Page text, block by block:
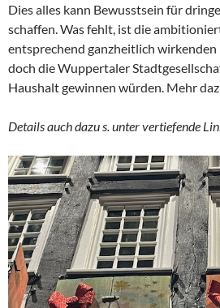
Dies alles kann Bewusstsein für
schaffen. Was fehlt, ist die
entsprechend ganzheitlich
doch die Wuppertaler
Haushalt gewinnen würden. Mehr
Details auch dazu s. unter vertiefende